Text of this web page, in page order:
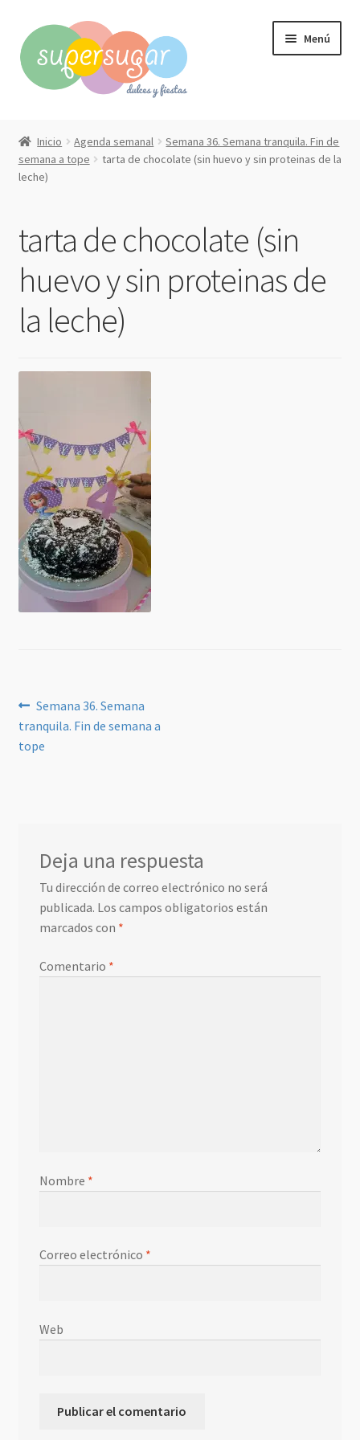
a
la
navegación
al
contenido
Menú
Compra online
Contacto
Mi cuenta
Inicio Agenda semanal
Semana 36. Semana tranquila. Fin de
semana a tope
tarta de chocolate (sin huevo y sin proteinas de la
leche)
tarta de chocolate (sin
huevo y sin proteinas de
la leche)
Navegación
de
Anterior:
Semana 36. Semana
tranquila. Fin de semana a
tope
Deja una respuesta
Tu dirección de correo electrónico no será
publicada. Los campos obligatorios están
marcados con *
Comentario *
Nombre *
Correo electrónico *
Web